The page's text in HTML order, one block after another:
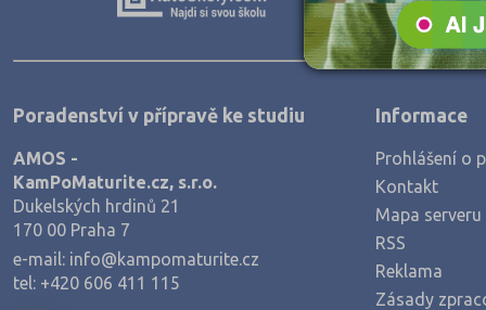
Zemědělské a ekologické
Poradenství v přípravě ke studiu
AMOS -
KamPoMaturite.cz, s.r.o.
Dukelských hrdinů 21
170 00 Praha 7
e-mail: info@kampomaturite.cz
tel: +420 606 411 115
Informace
Prohlášení o
Kontakt
Mapa serveru
RSS
Reklama
Zásady